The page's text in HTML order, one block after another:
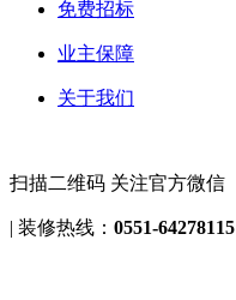
免费招标
业主保障
关于我们
扫描二维码 关注官方微信
装修热线： 0551-64278115